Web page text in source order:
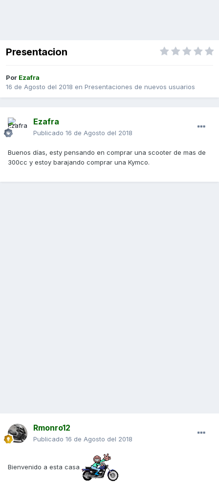
Presentacion
Por Ezafra
16 de Agosto del 2018 en Presentaciones de nuevos usuarios
Ezafra
Publicado 16 de Agosto del 2018
Buenos días, esty pensando en comprar una scooter de mas de
300cc y estoy barajando comprar una Kymco.
Rmonro12
Publicado 16 de Agosto del 2018
Bienvenido a esta casa